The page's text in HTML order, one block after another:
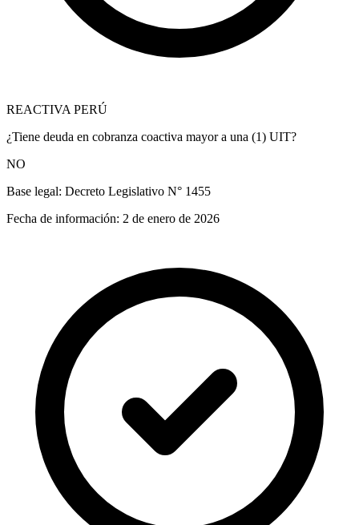
REACTIVA PERÚ
¿Tiene deuda en cobranza coactiva mayor a una (1) UIT?
NO
Base legal: Decreto Legislativo N° 1455
Fecha de información: 2 de enero de 2026